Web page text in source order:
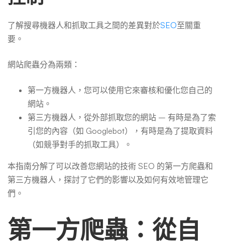
道
什
麼
了解搜尋機器人和抓取工具之間的差異對於SEO至關重
要。
網站爬蟲分為兩類：
第一方機器人，您可以使用它來審核和優化您自己的
網站。
第三方機器人，從外部抓取您的網站 – 有時是為了索
引您的內容（如 Googlebot），有時是為了提取資料
（如競爭對手的抓取工具）。
本指南分解了可以改善您網站的技術 SEO 的第一方爬蟲和
第三方機器人，探討了它們的影響以及如何有效地管理它
們。
第一方爬蟲：從自